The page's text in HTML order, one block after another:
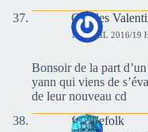
Charles
17 AVRIL 2016/19
Bonsoir de la part
yann qui viens de
de leur nouveau cd
fousdefolk